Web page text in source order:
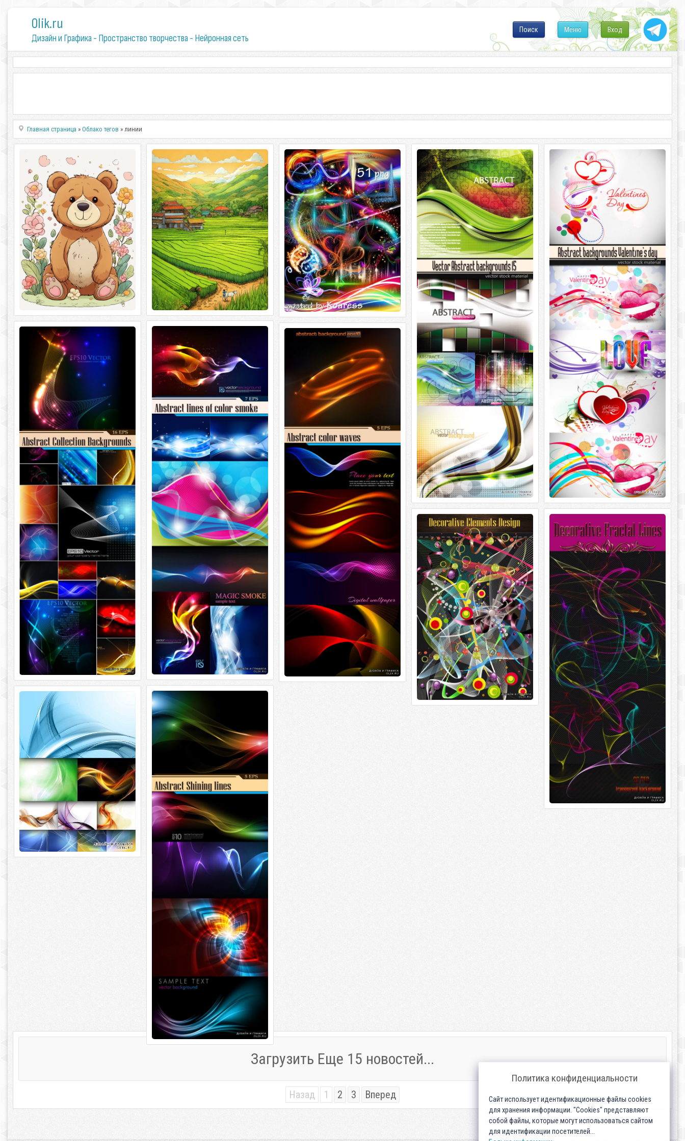
0lik.ru
Дизайн и Графика - Пространство творчества - Нейронная сеть
Вход
Меню
Поиск
Главная страница »Облако тегов » линии
отдыхают
Рисование террас рисовых полей в
горах на Филиппинах
Подборка клипарта в png -
Светящиеся линии, вуали и другие
фигуры
Подборка клипарта в png -
Светящиеся линии, вуали и другие
фигуры 51 PNG | min 700x1000 | 300 dpi |
Vector Abstract backgrounds 15
Vector Abstract backgrounds 15 5 eps,
ai + 5 jpeg / prew / 61 mb
Abstract backgrounds Valentine's
Abstract backgrounds Valentine's day 5
eps, ai + 5 tif / prew / 25,5 mb
Abstract lines of color smoke
Abstract lines of color smoke 7 eps, ai +
7 jpeg / prew / 77.5 mb
Abstract Collection Backgrounds
Abstract Collection Backgrounds 16 eps,
ai + 16 jpeg / prew / 146,6 mb
Абстрактные цветные волны на
черном фоне
Абстрактные цветные волны на
черном фоне 5 eps, ai + 5 jpeg / prew /
Decorative Elements Design
Decorative Elements Design 75 PNG
(прозрачный фон) ~ 2000 x 3000 / 119
mb
Decorative Fractal Lines
Decorative Fractal Lines 30 PNG
(прозрачный фон) ~ 1600 x 3500 / 38.8
Абстрактные фоны - Светящиеся
линии
Абстрактные фоны - Светящиеся
линии 5 eps, ai + 5 jpeg / prew / 56,5 mb
Фон: Абстракция (подборка
изображений)
Фон: Абстракция (подборка
изображений) 18 jpg | 3277x3200 ~
6434x4300 | 111 мб
Загрузить Еще 15 новостей...
Назад 1 2 3 Вперед
Политика конфиденциальности
Сайт использует идентификационные файлы cookies
для хранения информации. "Cookies" представляют
собой файлы, которые могут использоваться сайтом
для идентификации посетителей...